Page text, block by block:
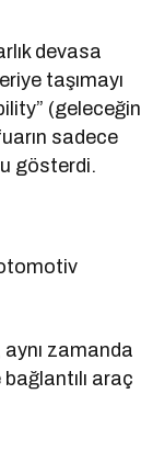
devasa
taşımayı
(geleceğin
sadece
gösterdi.
zamanda
araç